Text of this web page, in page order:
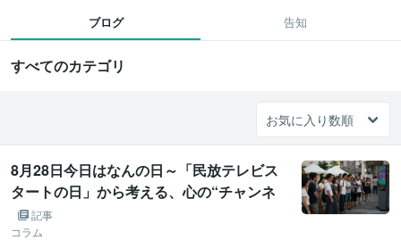
ブログ 告知
すべてのカテゴリ
8月28日今日はなんの日～「民放テレビス
タートの日」から考える、心の“チャンネ
ル選び”と情報との距離感～
記事
コラム